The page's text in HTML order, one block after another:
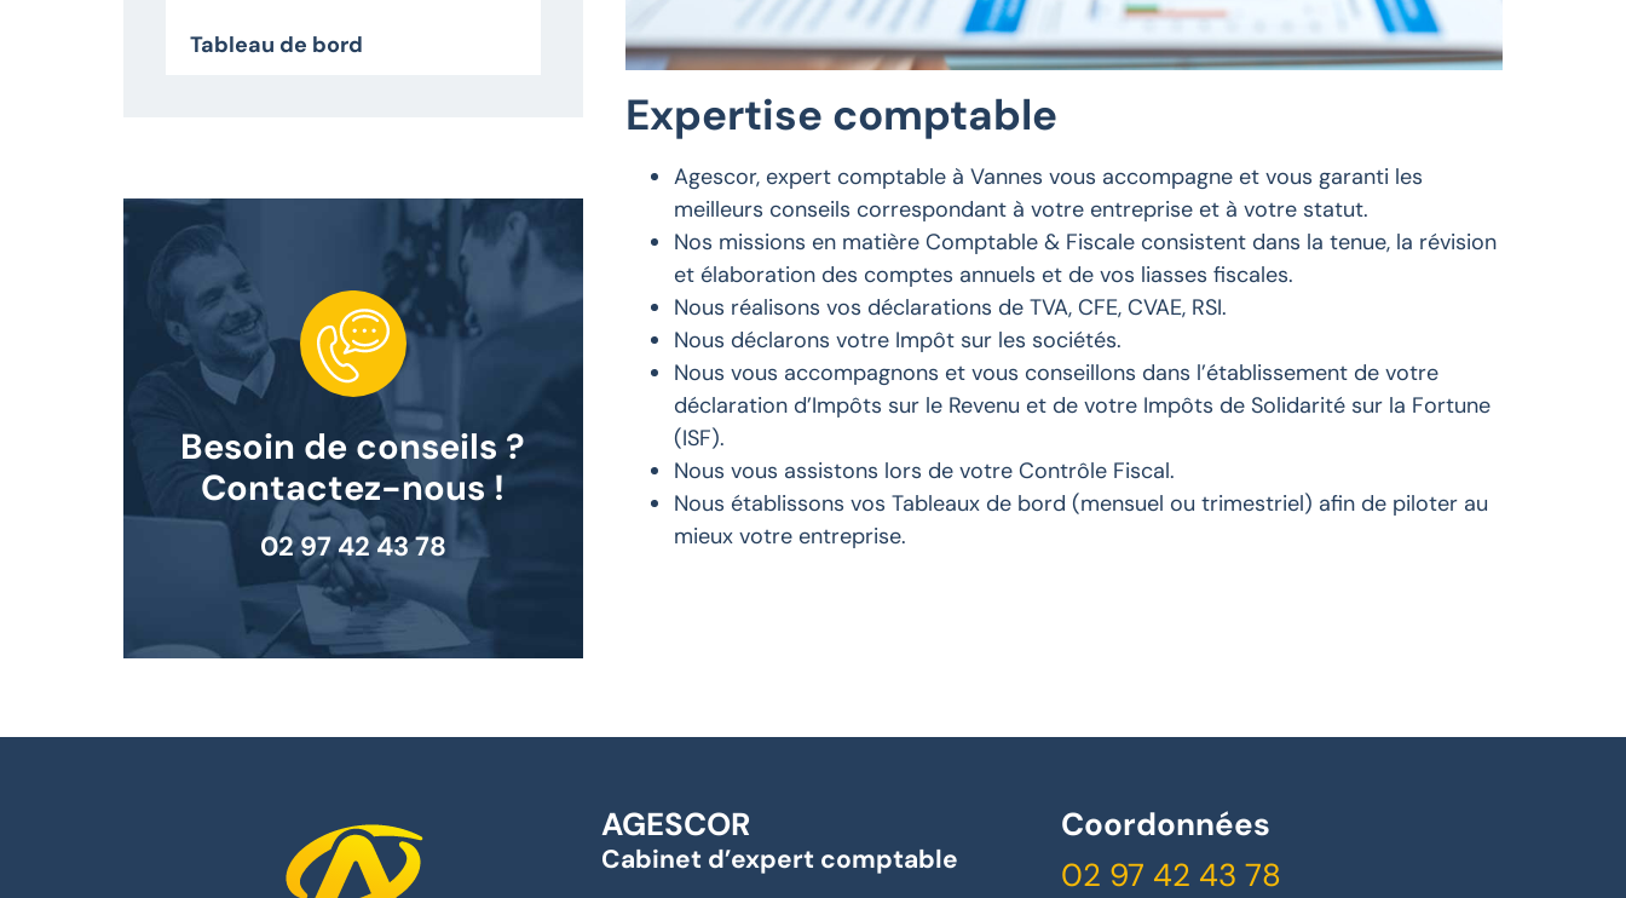
Tableau de bord
Besoin de conseils ?
Contactez-nous !
02 97 42 43 78
Expertise comptable
Agescor, expert comptable à Vannes vous accompagne et vous garanti les
meilleurs conseils correspondant à votre entreprise et à votre statut.
Nos missions en matière Comptable & Fiscale consistent dans la tenue, la révision
et élaboration des comptes annuels et de vos liasses fiscales.
Nous réalisons vos déclarations de TVA, CFE, CVAE, RSI.
Nous déclarons votre Impôt sur les sociétés.
Nous vous accompagnons et vous conseillons dans l’établissement de votre
déclaration d’Impôts sur le Revenu et de votre Impôts de Solidarité sur la Fortune
(ISF).
Nous vous assistons lors de votre Contrôle Fiscal.
Nous établissons vos Tableaux de bord (mensuel ou trimestriel) afin de piloter au
mieux votre entreprise.
AGESCOR
Cabinet d’expert comptable
Coordonnées
02 97 42 43 78